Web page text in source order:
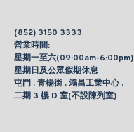
(852) 3150 3333
營業時間:
星期一至六(09:00am-6:00pm)
星期日及公眾假期休息
屯門 , 青楊街 , 鴻昌工業中心 ,
二期 3 樓 D 室(不設陳列室)